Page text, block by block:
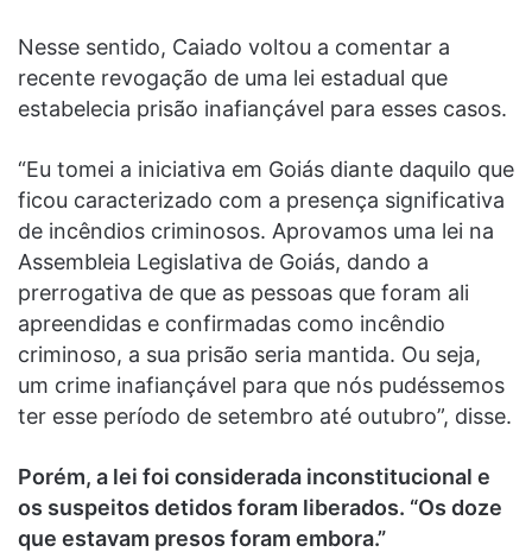
Nesse sentido, Caiado voltou a comentar a
recente revogação de uma lei estadual que
estabelecia prisão inafiançável para esses casos.
“Eu tomei a iniciativa em Goiás diante daquilo que
ficou caracterizado com a presença significativa
de incêndios criminosos. Aprovamos uma lei na
Assembleia Legislativa de Goiás, dando a
prerrogativa de que as pessoas que foram ali
apreendidas e confirmadas como incêndio
criminoso, a sua prisão seria mantida. Ou seja,
um crime inafiançável para que nós pudéssemos
ter esse período de setembro até outubro”, disse.
Porém, a lei foi considerada inconstitucional e
os suspeitos detidos foram liberados. “Os doze
que estavam presos foram embora.”